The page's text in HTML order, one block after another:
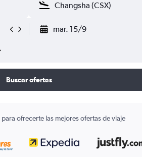
mar. 15/9
Buscar ofertas
ofrecerte las mejores ofertas de viaje